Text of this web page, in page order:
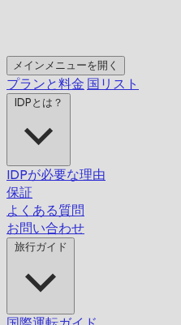
メインメニューを開く
プランと料金 国リスト
IDPとは？
IDPが必要な理由
保証
よくある質問
お問い合わせ
旅行ガイド